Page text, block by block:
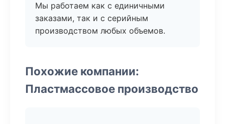
Мы работаем как с единичными
заказами, так и с серийным
производством любых объемов.
Похожие компании:
Пластмассовое производство